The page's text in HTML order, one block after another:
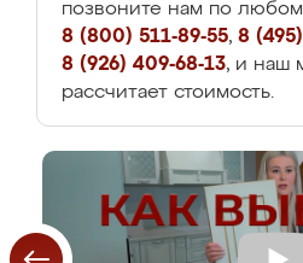
позвоните нам по
8 (800) 511-89-55, 8
8 (926) 409-68-13, и наш
рассчитает стоимость.